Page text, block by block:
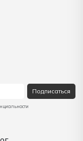
Подписаться